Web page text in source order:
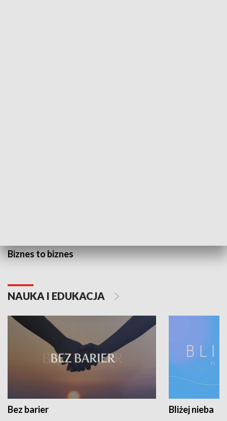
Biznes to biznes
NAUKA I EDUKACJA
Bez barier Bliżej nieba